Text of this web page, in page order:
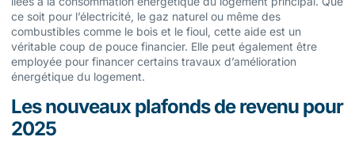
ce soit pour l’électricité, le gaz naturel ou même des
combustibles comme le bois et le fioul, cette aide est un
véritable coup de pouce financier. Elle peut également être
employée pour financer certains travaux d’amélioration
énergétique du logement.
Les nouveaux plafonds de revenu pour
2025